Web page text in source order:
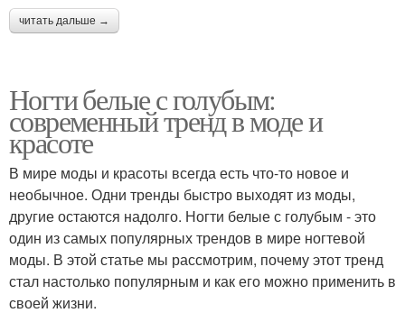
читать дальше →
Ногти белые с голубым:
современный тренд в моде и
красоте
В мире моды и красоты всегда есть что-то новое и
необычное. Одни тренды быстро выходят из моды,
другие остаются надолго. Ногти белые с голубым - это
один из самых популярных трендов в мире ногтевой
моды. В этой статье мы рассмотрим, почему этот тренд
стал настолько популярным и как его можно применить в
своей жизни.